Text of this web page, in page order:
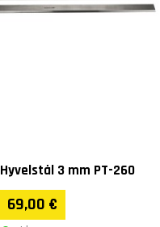
Hyvelstål 3 mm PT-260
69,00 €